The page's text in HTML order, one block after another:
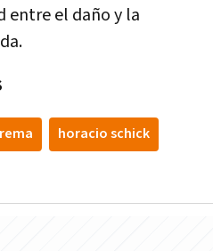
entre el daño y la
horacio schick